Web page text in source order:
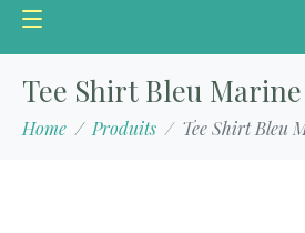
Tee Shirt Bleu
Home Produits Tee Shirt Bleu